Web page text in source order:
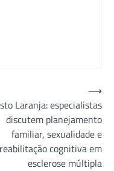
Laranja: especialistas
discutem planejamento
familiar, sexualidade e
reabilitação cognitiva em
esclerose múltipla
⟶